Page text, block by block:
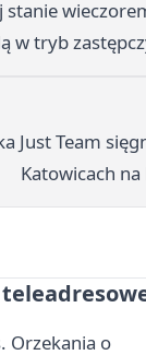
stanie
w tryb
Just Team
Katowicach
Orzekania o